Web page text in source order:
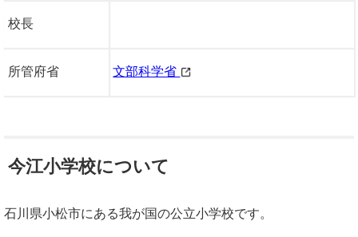
校長
所管府省 文部科学省
今江小学校について
石川県小松市にある我が国の公立小学校です。